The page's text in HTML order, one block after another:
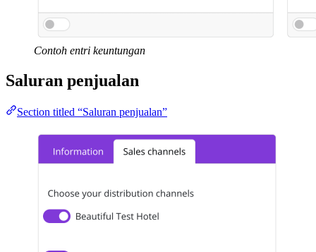
Contoh entri keuntungan
Saluran penjualan
Section titled “Saluran penjualan”